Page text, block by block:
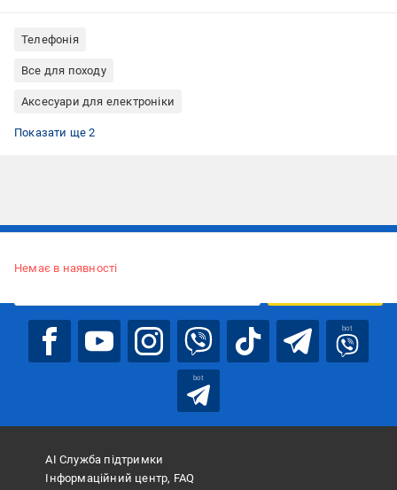
Телефонія
Все для походу
Аксесуари для електроніки
Зарядний пристрій
Зарядний пристрій для телефону 5 ампер
Показати ще 2
Немає в наявності
bot
bot
АІ Служба підтримки
Інформаційний центр, FAQ